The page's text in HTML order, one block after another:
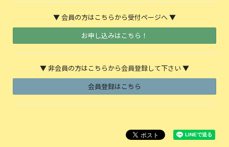
▼ 会員の方はこちらから受付ページへ ▼
お申し込みはこちら！
▼ 非会員の方はこちらから会員登録して下さい ▼
会員登録はこちら